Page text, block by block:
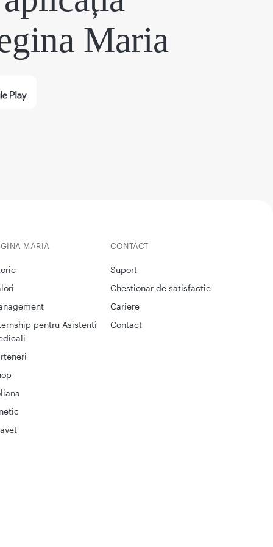
Maria
CONTACT
Suport
Chestionar de satisfactie
Cariere
Contact
MARIA
pentru Asistenti